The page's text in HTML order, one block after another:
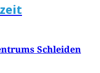
Schleiden